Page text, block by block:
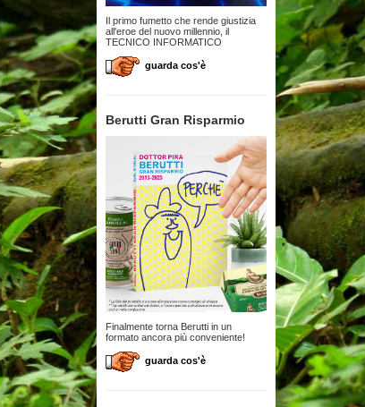
Il primo fumetto che rende giustizia
all'eroe del nuovo millennio, il
TECNICO INFORMATICO
guarda cos'è
Berutti Gran Risparmio
Finalmente torna Berutti in un
formato ancora più conveniente!
guarda cos'è